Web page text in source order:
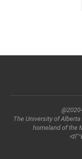
The University of
homeland of the